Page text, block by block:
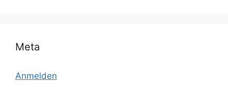
Meta
Anmelden